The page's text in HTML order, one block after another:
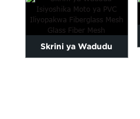
Mesh Fly...
Skrini ya Wadudu